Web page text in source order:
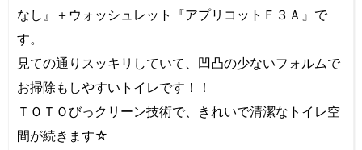
なし』＋ウォッシュレット『アプリコットＦ３Ａ』で
す。
見ての通りスッキリしていて、凹凸の少ないフォルムで
お掃除もしやすいトイレです！！
ＴＯＴＯびっクリーン技術で、きれいで清潔なトイレ空
間が続きます☆